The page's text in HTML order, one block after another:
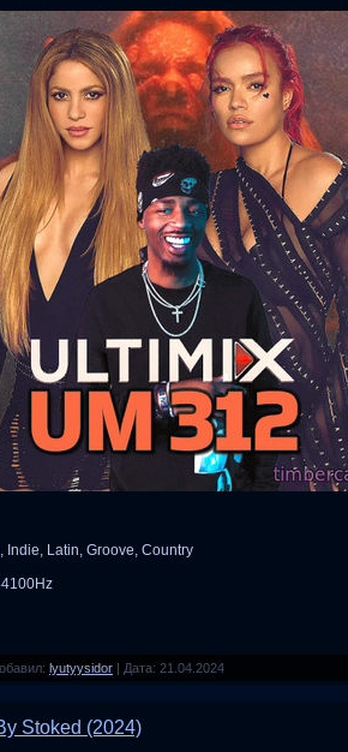
Indie, Latin, Groove, Country
lyutyysidor | Дата: 21.04.2024
Stoked (2024)